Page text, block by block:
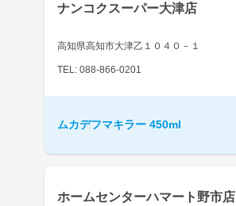
ナンコクスーパー大津店
高知県高知市大津乙１０４０－１
TEL: 088-866-0201
ムカデフマキラー 450ml
ホームセンターハマート野市店